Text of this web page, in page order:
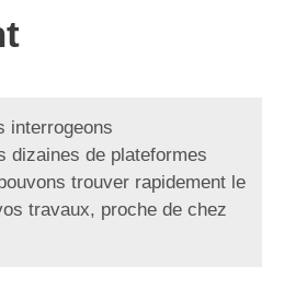
interrogeons
dizaines de plateformes
trouver rapidement le
travaux, proche de chez